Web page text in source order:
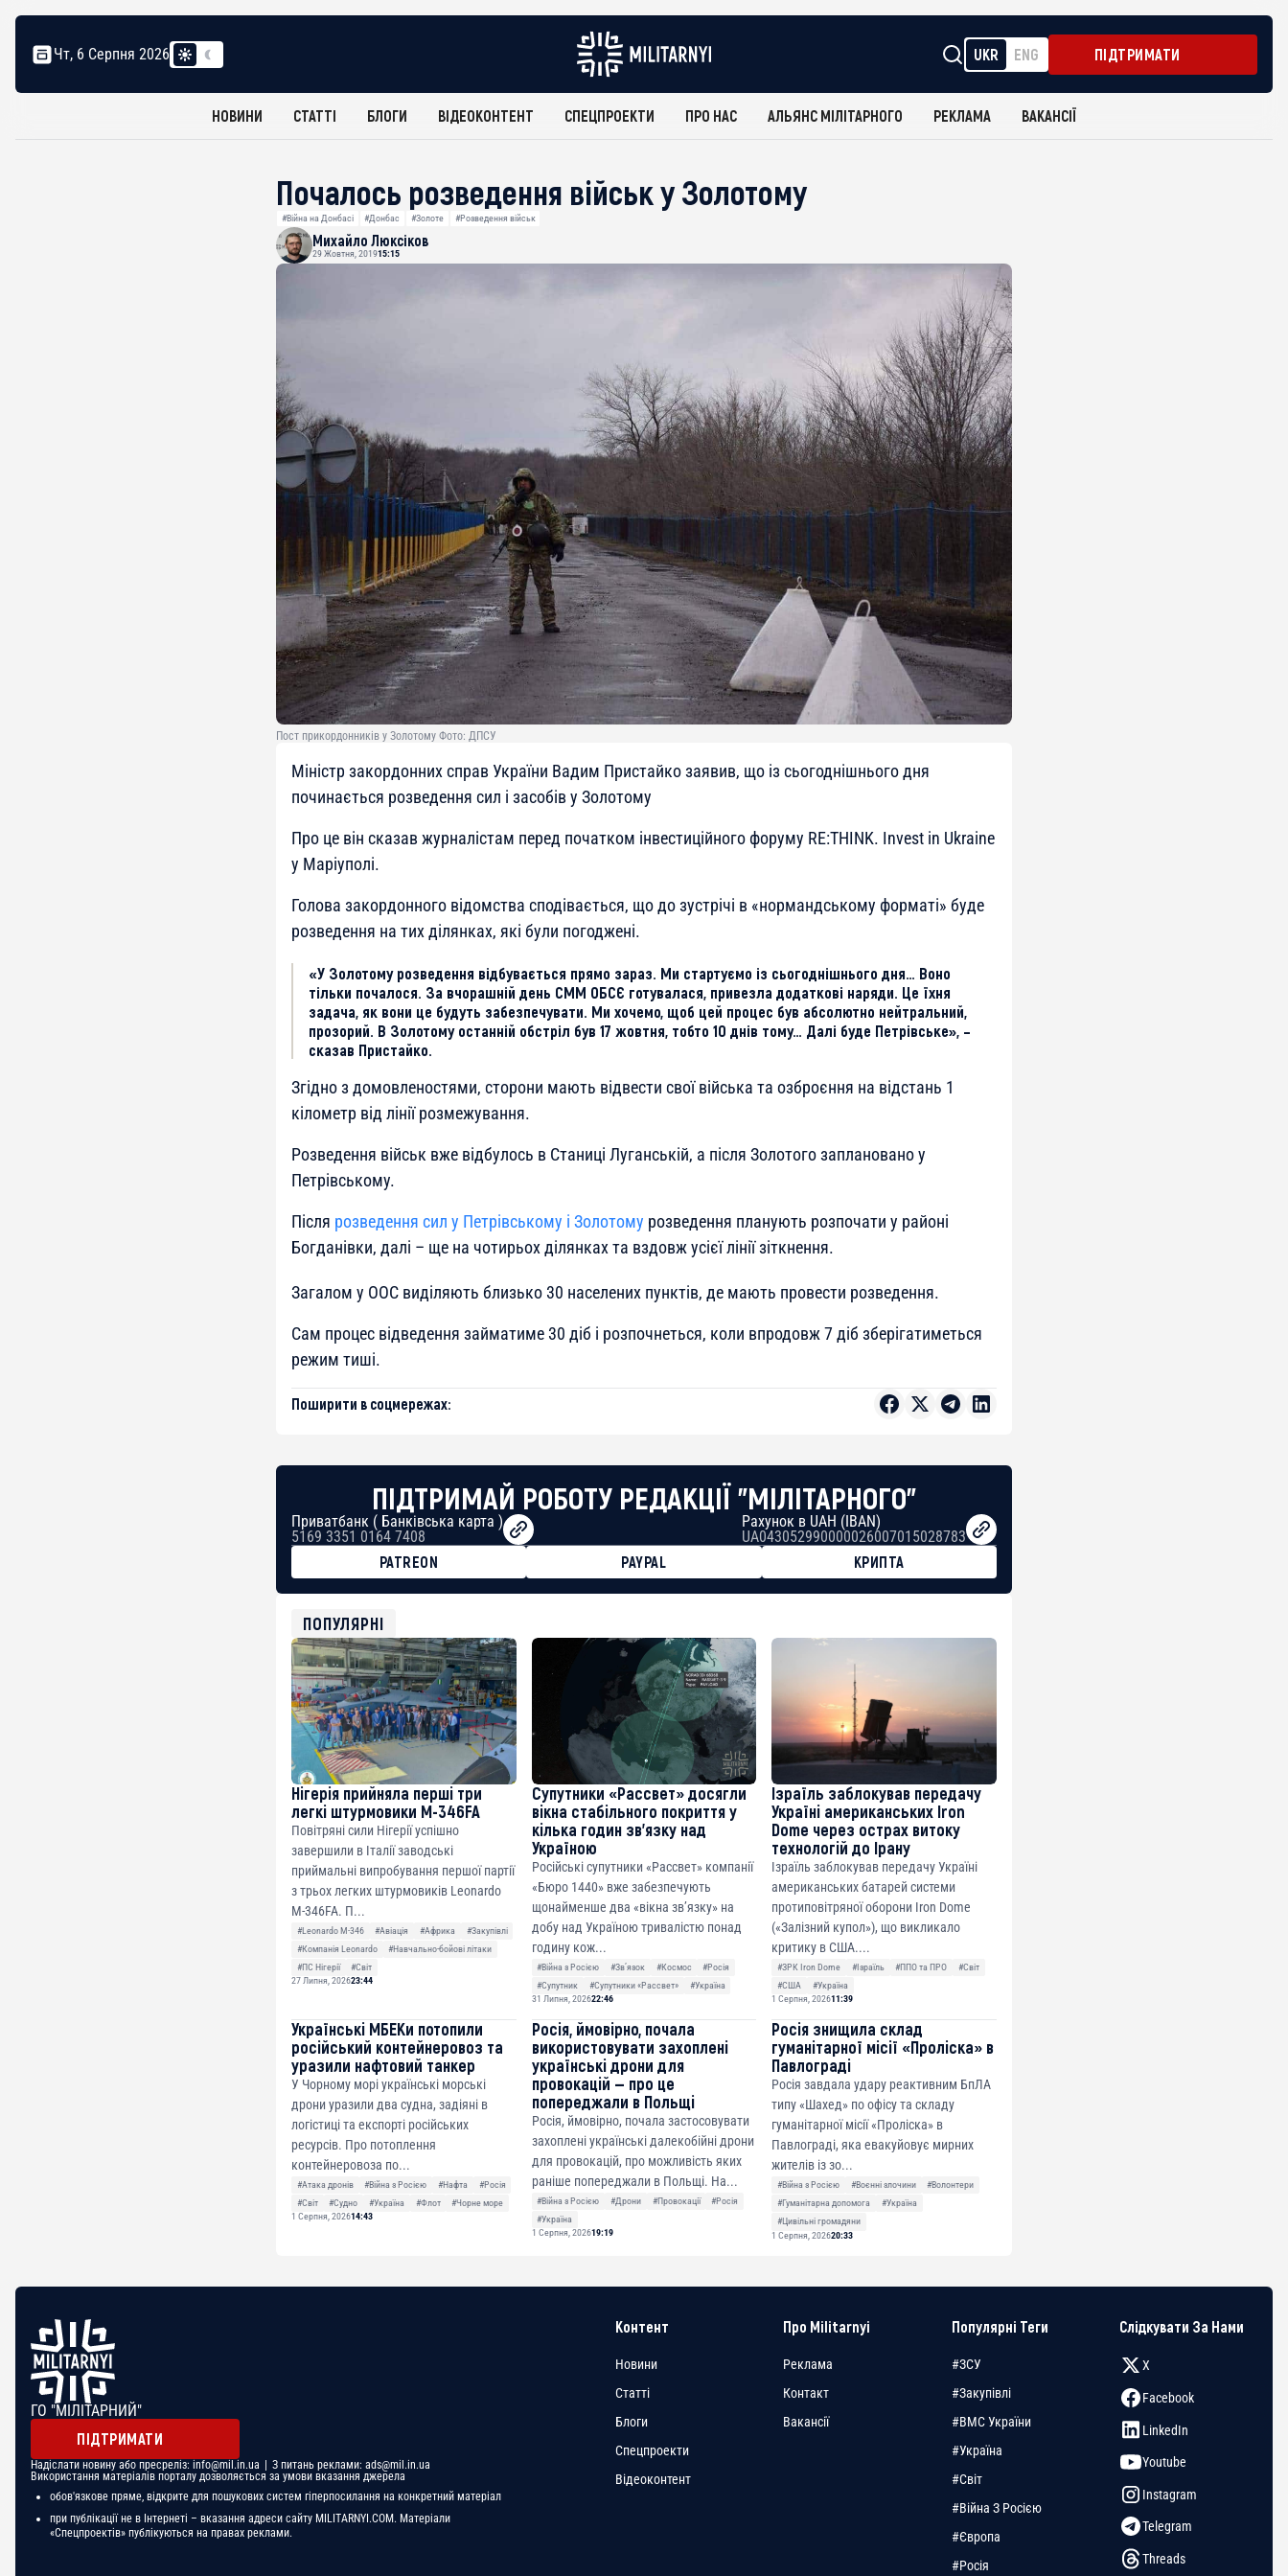
Чт, 6 Серпня 2026 UKR ENG ПІДТРИМАТИ
НОВИНИ СТАТТІ БЛОГИ ВІДЕОКОНТЕНТ СПЕЦПРОЕКТИ ПРО НАС АЛЬЯНС МІЛІТАРНОГО РЕКЛАМА ВАКАНСІЇ
Почалось розведення військ у Золотому
#Війна на Донбасі #Донбас #Золоте #Розведення військ
Михайло Люксіков
29 Жовтня, 201915:15
Пост прикордонників у Золотому Фото: ДПСУ
Міністр закордонних справ України Вадим Пристайко заявив, що із сьогоднішнього дня
починається розведення сил і засобів у Золотому
Про це він сказав журналістам перед початком інвестиційного форуму RE:THINK. Invest in Ukraine
у Маріуполі.
Голова закордонного відомства сподівається, що до зустрічі в «нормандському форматі» буде
розведення на тих ділянках, які були погоджені.
«У Золотому розведення відбувається прямо зараз. Ми стартуємо із сьогоднішнього дня… Воно
тільки почалося. За вчорашній день СММ ОБСЄ готувалася, привезла додаткові наряди. Це їхня
задача, як вони це будуть забезпечувати. Ми хочемо, щоб цей процес був абсолютно нейтральний,
прозорий. В Золотому останній обстріл був 17 жовтня, тобто 10 днів тому… Далі буде Петрівське», –
сказав Пристайко.
Згідно з домовленостями, сторони мають відвести свої війська та озброєння на відстань 1
кілометр від лінії розмежування.
Розведення військ вже відбулось в Станиці Луганській, а після Золотого заплановано у
Петрівському.
Після розведення сил у Петрівському і Золотому розведення планують розпочати у районі
Богданівки, далі – ще на чотирьох ділянках та вздовж усієї лінії зіткнення.
Загалом у ООС виділяють близько 30 населених пунктів, де мають провести розведення.
Сам процес відведення займатиме 30 діб і розпочнеться, коли впродовж 7 діб зберігатиметься
режим тиші.
Поширити в соцмережах:
ПІДТРИМАЙ РОБОТУ РЕДАКЦІЇ "МІЛІТАРНОГО"
Приватбанк ( Банківська карта )
5169 3351 0164 7408
Рахунок в UAH (IBAN)
UA043052990000026007015028783
PATREON
PAYPAL
КРИПТА
USDT
0x8676644fA7B6d328310283cAC1065Ae01d97CEe7
ETH
0xfD02863D3289416fcF50975c9DFda13623f97758
ПОПУЛЯРНІ
Нігерія прийняла перші три
легкі штурмовики M-346FA
Повітряні сили Нігерії успішно
завершили в Італії заводські
приймальні випробування першої партії
з трьох легких штурмовиків Leonardo
M-346FA. П...
#Leonardo M-346 #Авіація #Африка
#Закупівлі
#Компанія Leonardo
#Навчально-бойові літаки
#ПС Нігерії
#Світ
27 Липня, 202623:44
Супутники «Рассвет» досягли
вікна стабільного покриття у
кілька годин зв’язку над
Україною
Російські супутники «Рассвет» компанії
«Бюро 1440» вже забезпечують
щонайменше два «вікна зв’язку» на
добу над Україною тривалістю понад
годину кож...
#Війна з Росією #Звʼязок #Космос
#Росія
#Супутник
#Супутники «Рассвет»
#Україна
31 Липня, 202622:46
Ізраїль заблокував передачу
Україні американських Iron
Dome через острах витоку
технологій до Ірану
Ізраїль заблокував передачу Україні
американських батарей системи
протиповітряної оборони Iron Dome
(«Залізний купол»), що викликало
критику в США....
#ЗРК Iron Dome #Ізраїль #ППО та ПРО
#Світ
#США
#Україна
1 Серпня, 202611:39
Українські МБЕКи потопили
російський контейнеровоз та
уразили нафтовий танкер
У Чорному морі українські морські
дрони уразили два судна, задіяні в
логістиці та експорті російських
ресурсів. Про потоплення
контейнеровоза по...
#Атака дронів #Війна з Росією #Нафта
#Росія
#Світ
#Судно #Україна #Флот
#Чорне море
1 Серпня, 202614:43
Росія, ймовірно, почала
використовувати захоплені
українські дрони для
провокацій — про це
попереджали в Польщі
Росія, ймовірно, почала застосовувати
захоплені українські далекобійні дрони
для провокацій, про можливість яких
раніше попереджали в Польщі. На...
#Війна з Росією #Дрони #Провокації
#Росія
#Україна
1 Серпня, 202619:19
Росія знищила склад
гуманітарної місії «Проліска» в
Павлограді
Росія завдала удару реактивним БпЛА
типу «Шахед» по офісу та складу
гуманітарної місії «Проліска» в
Павлограді, яка евакуйовує мирних
жителів із зо...
#Війна з Росією #Воєнні злочини
#Волонтери
#Гуманітарна допомога
#Україна
#Цивільні громадяни
1 Серпня, 202620:33
ГО "МІЛІТАРНИЙ"
ПІДТРИМАТИ
Надіслати новину або пресреліз: info@mil.in.ua | З питань реклами: ads@mil.in.ua
Використання матеріалів порталу дозволяється за умови вказання джерела
обов'язкове пряме, відкрите для пошукових систем гіперпосилання на конкретний матеріал
при публікації не в Інтернеті – вказання адреси сайту MILITARNYI.COM. Матеріали
«Спецпроектів» публікуються на правах реклами.
Контент
Новини
Статті
Блоги
Спецпроекти
Відеоконтент
Про Militarnyi
Реклама
Контакт
Вакансії
Популярні Теги
#ЗСУ
#Закупівлі
#ВМС України
#Україна
#Світ
#Війна З Росією
#Європа
#Росія
Слідкувати За Нами
X
Facebook
LinkedIn
Youtube
Instagram
Telegram
Threads